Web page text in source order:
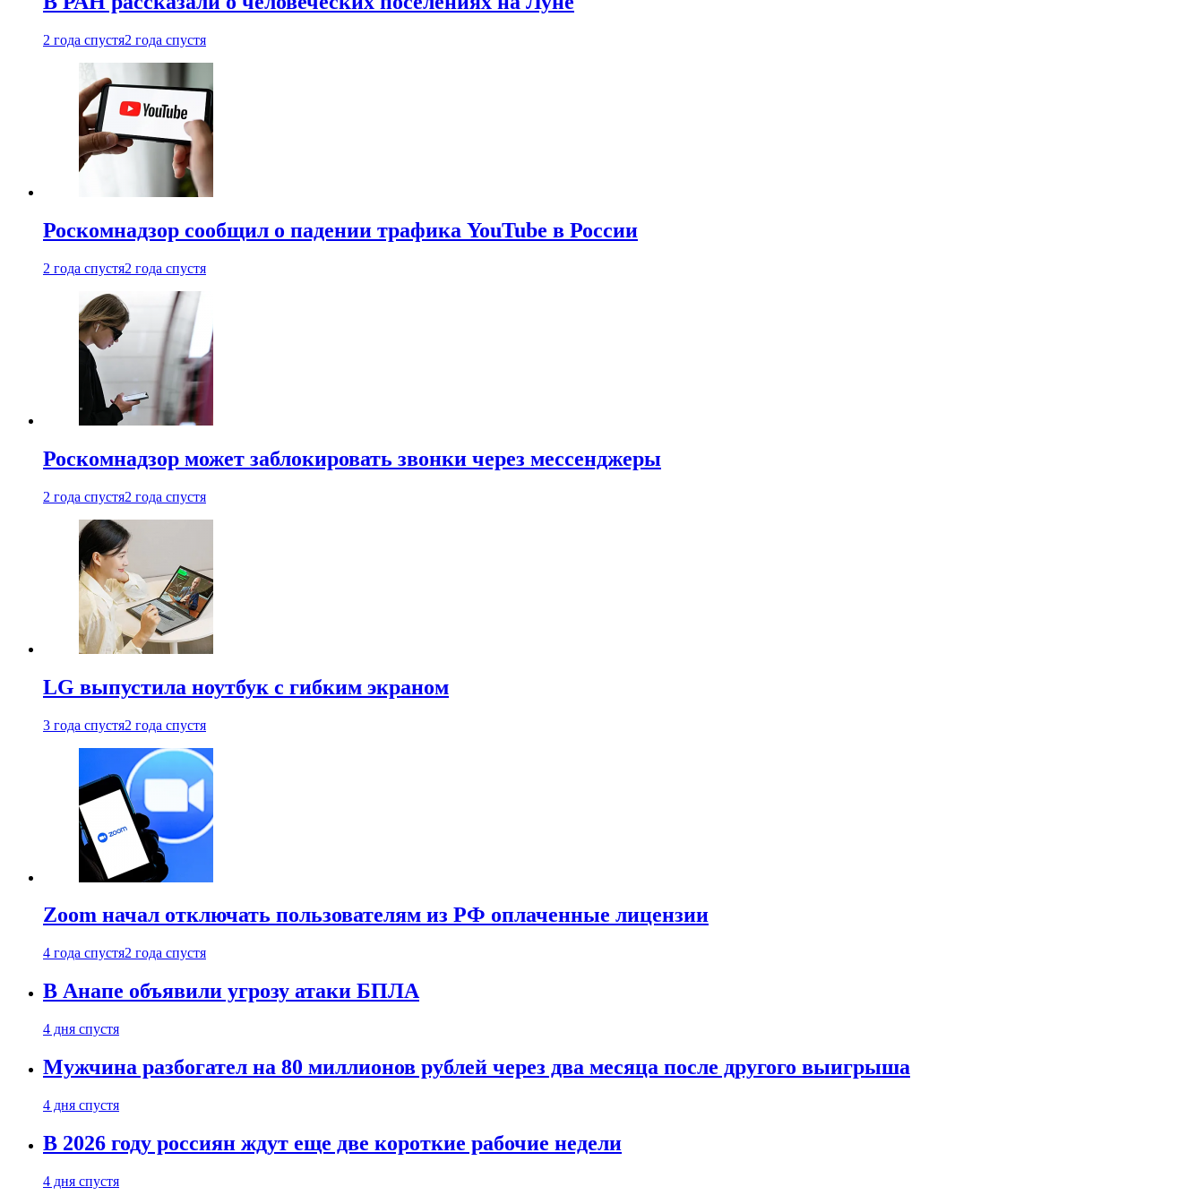
2 года спустя2 года спустя
Роскомнадзор сообщил о падении трафика YouTube в России
2 года спустя2 года спустя
Роскомнадзор может заблокировать звонки через мессенджеры
2 года спустя2 года спустя
LG выпустила ноутбук с гибким экраном
3 года спустя2 года спустя
Zoom начал отключать пользователям из РФ оплаченные лицензии
4 года спустя2 года спустя
В Анапе объявили угрозу атаки БПЛА
4 дня спустя
Мужчина разбогател на 80 миллионов рублей через два месяца после другого выигрыша
4 дня спустя
В 2026 году россиян ждут еще две короткие рабочие недели
4 дня спустя